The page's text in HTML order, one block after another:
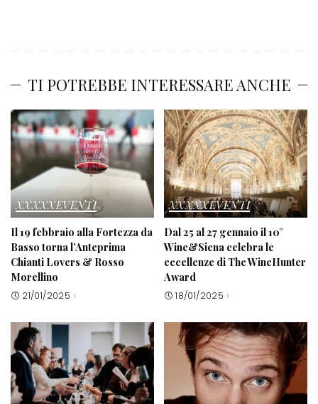
TI POTREBBE INTERESSARE ANCHE
XXXXXEVENTI
Il 19 febbraio alla Fortezza da
Basso torna l’Anteprima
Chianti Lovers & Rosso
Morellino
21/01/2025
XXXXXEVENTI
Dal 25 al 27 gennaio il 10°
Wine&Siena celebra le
eccellenze di The WineHunter
Award
18/01/2025